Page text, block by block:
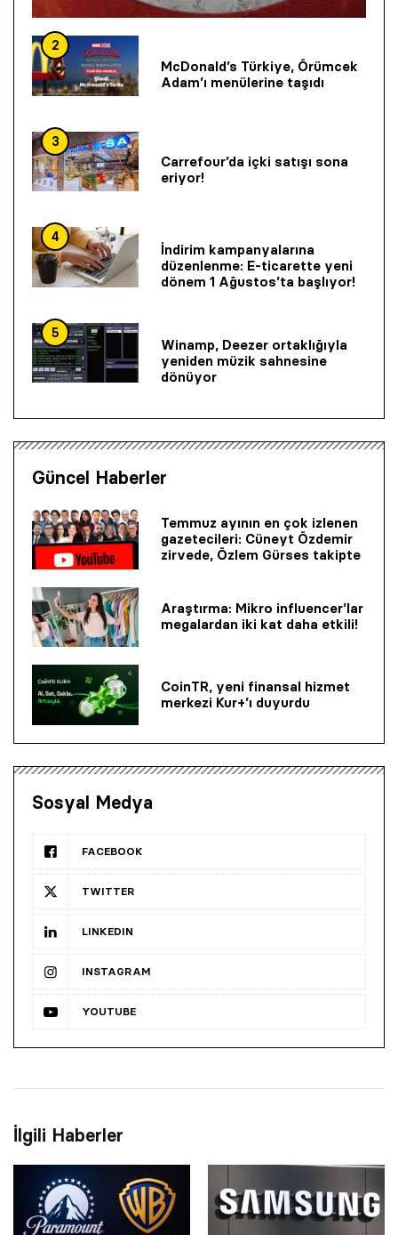
2
McDonald’s Türkiye, Örümcek
Adam’ı menülerine taşıdı
3
Carrefour’da içki satışı sona
eriyor!
4
İndirim kampanyalarına
düzenlenme: E-ticarette yeni
dönem 1 Ağustos’ta başlıyor!
5
Winamp, Deezer ortaklığıyla
yeniden müzik sahnesine
dönüyor
Güncel Haberler
Temmuz ayının en çok izlenen
gazetecileri: Cüneyt Özdemir
zirvede, Özlem Gürses takipte
Araştırma: Mikro influencer’lar
megalardan iki kat daha etkili!
CoinTR, yeni finansal hizmet
merkezi Kur+’ı duyurdu
Sosyal Medya
FACEBOOK
TWITTER
LINKEDIN
INSTAGRAM
YOUTUBE
İlgili Haberler